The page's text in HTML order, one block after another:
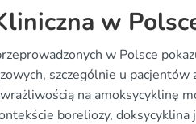
w
w Polsce
szczególnie u
na amoksycyklinę
boreliozy,